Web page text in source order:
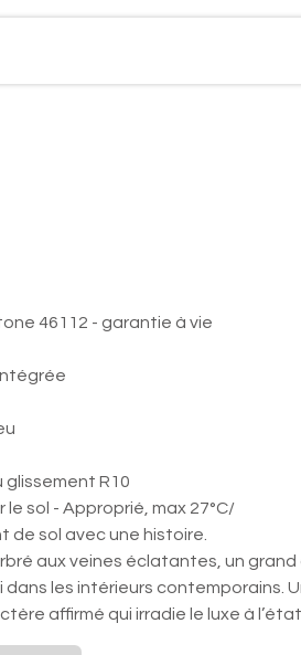
46112 - garantie à vie
R10
sol - Approprié, max 27°C/
de sol avec une histoire.
aux veines éclatantes, un grand
dans les intérieurs contemporains.
affirmé qui irradie le luxe à l’état